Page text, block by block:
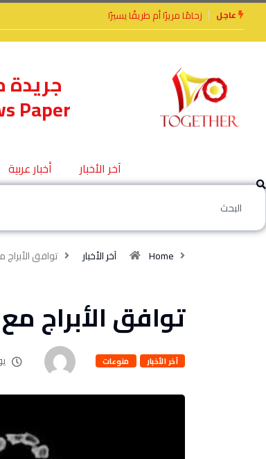
عاجل
أم طريقًا يسيرًاالأخوة الأعداء وحتمًا لابد
من لقاء
جريدة
Paper
آخر الأخبار أخبار عربية
Home آخر الأخبار توافق
توافق الأبراج
آخر الأخبار منوعات